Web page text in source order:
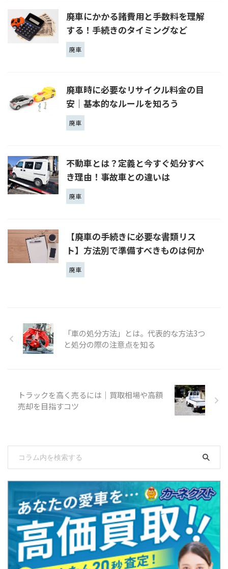
廃車にかかる諸費用と手数料を理解
する！手続きのタイミングなど
廃車
廃車時に必要なリサイクル料金の目
安｜基本的なルールを知ろう
廃車
不動車とは？定義と今すぐ処分すべ
き理由！事故車との違いは
廃車
【廃車の手続きに必要な書類リス
ト】方法別で準備すべきものは何か
廃車
「車の処分方法」とは。代表的な方法3つ
と処分の際の注意点を知る
トラックを高く売るには｜買取相場や高額
売却を目指すコツ